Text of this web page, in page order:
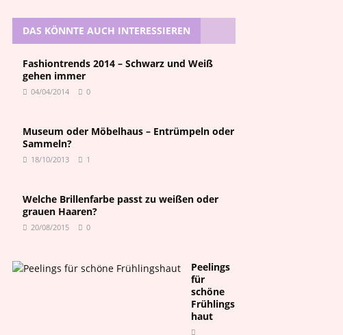
DAS KÖNNTE AUCH INTERESSIEREN
Fashiontrends 2014 – Schwarz und Weiß
gehen immer
04/04/2014 0
Museum oder Möbelhaus – Entrümpeln oder
Sammeln?
18/10/2013 1
Welche Brillenfarbe passt zu weißen oder
grauen Haaren?
20/08/2015 0
Peelings
für
schöne
Frühlings
haut